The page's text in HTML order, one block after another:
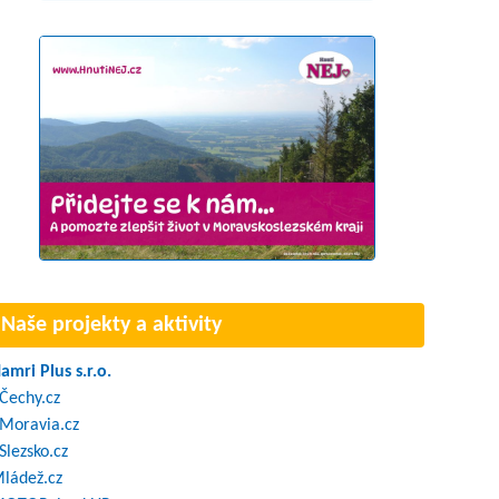
Naše projekty a aktivity
Plus s.r.o.